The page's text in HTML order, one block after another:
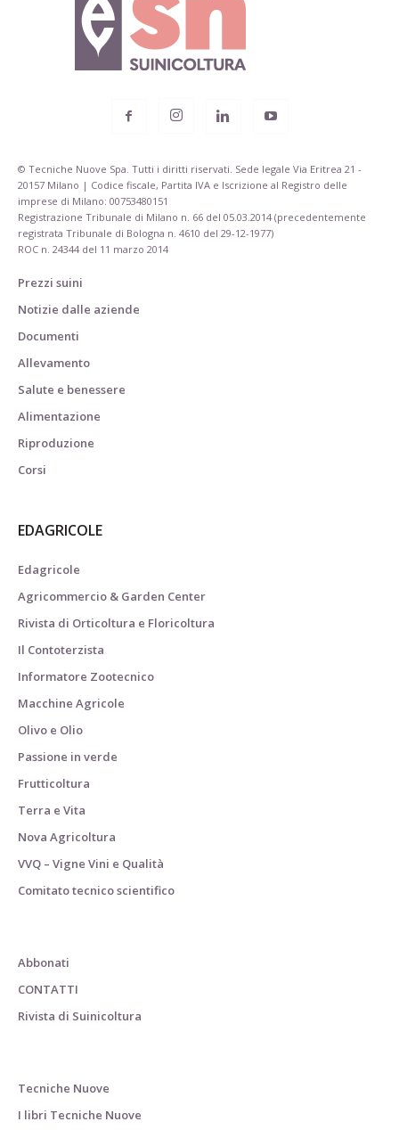
© Tecniche Nuove Spa. Tutti i diritti riservati. Sede legale Via Eritrea 21 -
20157 Milano | Codice fiscale, Partita IVA e Iscrizione al Registro delle
imprese di Milano: 00753480151
Registrazione Tribunale di Milano n. 66 del 05.03.2014 (precedentemente
registrata Tribunale di Bologna n. 4610 del 29-12-1977)
ROC n. 24344 del 11 marzo 2014
Prezzi suini
Notizie dalle aziende
Documenti
Allevamento
Salute e benessere
Alimentazione
Riproduzione
Corsi
EDAGRICOLE
Edagricole
Agricommercio & Garden Center
Rivista di Orticoltura e Floricoltura
Il Contoterzista
Informatore Zootecnico
Macchine Agricole
Olivo e Olio
Passione in verde
Frutticoltura
Terra e Vita
Nova Agricoltura
VVQ – Vigne Vini e Qualità
Comitato tecnico scientifico
Abbonati
CONTATTI
Rivista di Suinicoltura
Tecniche Nuove
I libri Tecniche Nuove